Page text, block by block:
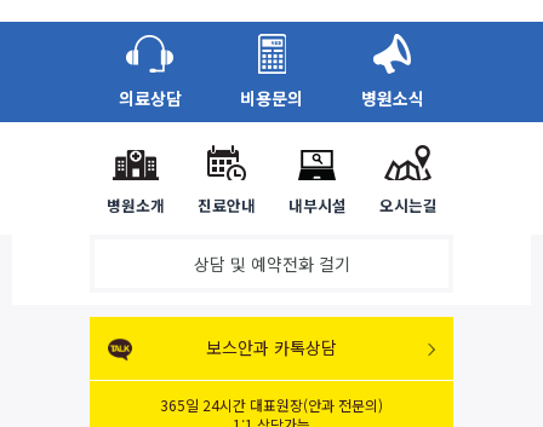
의료상담 비용문의 병원소식
병원소개 진료안내 내부시설 오시는길
상담 및 예약전화 걸기
보스안과 카톡상담
365일 24시간 대표원장(안과 전문의)